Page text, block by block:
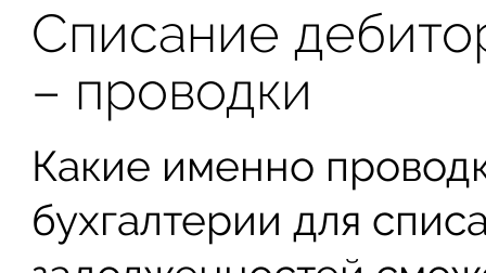
Списание
– проводки
Какие именно
бухгалтерии для